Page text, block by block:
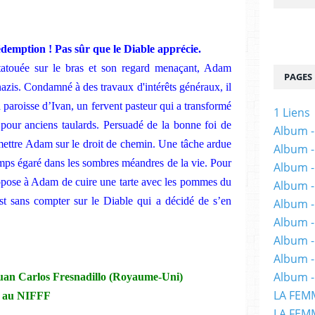
! Pas sûr que le Diable apprécie.
sur le bras et son regard menaçant, Adam
Condamné à des travaux d'intérêts généraux, il
d’Ivan, un fervent pasteur qui a transformé
anciens taulards. Persuadé de la bonne foi de
Adam sur le droit de chemin. Une tâche ardue
égaré dans les sombres méandres de la vie. Pour
à Adam de cuire une tarte avec les pommes du
sans compter sur le Diable qui a décidé de s’en
Carlos Fresnadillo (Royaume-Uni)
au NIFFF
PAGES
1 Liens
Album
Album
Album
Album
Album
Album
Album -
Album
Album
LA